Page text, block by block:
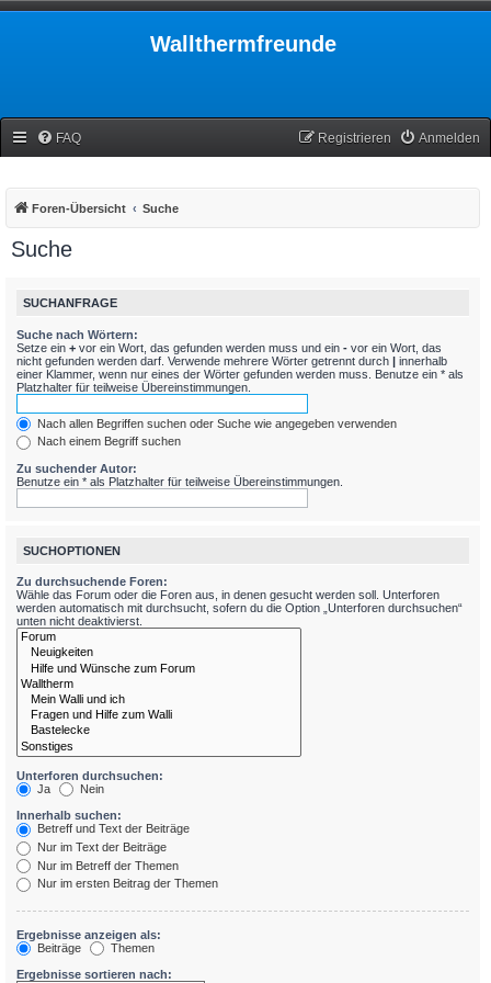
Wallthermfreunde
FAQ Anmelden
Registrieren
Foren-Übersicht Suche
Suche
SUCHANFRAGE
Suche nach Wörtern:
Setze ein + vor ein Wort, das gefunden werden muss und ein - vor ein Wort, das
nicht gefunden werden darf. Verwende mehrere Wörter getrennt durch | innerhalb
einer Klammer, wenn nur eines der Wörter gefunden werden muss. Benutze ein * als
Platzhalter für teilweise Übereinstimmungen.
Nach allen Begriffen suchen oder Suche wie angegeben verwenden
Nach einem Begriff suchen
Zu suchender Autor:
Benutze ein * als Platzhalter für teilweise Übereinstimmungen.
SUCHOPTIONEN
Zu durchsuchende Foren:
Wähle das Forum oder die Foren aus, in denen gesucht werden soll. Unterforen
werden automatisch mit durchsucht, sofern du die Option „Unterforen durchsuchen“
unten nicht deaktivierst.
Unterforen durchsuchen:
Ja
Nein
Innerhalb suchen:
Betreff und Text der Beiträge
Nur im Text der Beiträge
Nur im Betreff der Themen
Nur im ersten Beitrag der Themen
Ergebnisse anzeigen als:
Beiträge
Themen
Ergebnisse sortieren nach: